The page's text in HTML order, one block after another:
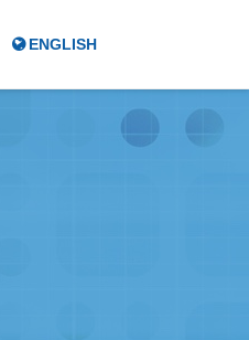
ENGLISH